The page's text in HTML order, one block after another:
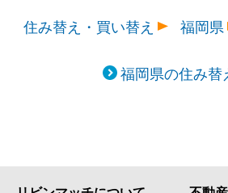
住み替え・買い替え
福岡県
福岡県の住み替